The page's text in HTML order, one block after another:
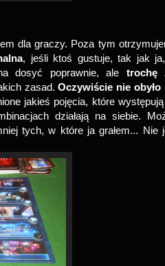
dla graczy. Poza tym
, jeśli ktoś gustuje, tak jak
dosyć poprawnie, ale trochę
zasad.Oczywiście nie obyło
jakieś pojęcia, które
działają na siebie.
tych, w które ja grałem... Nie